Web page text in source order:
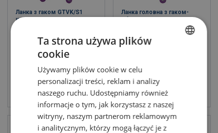
Ланка з гаком GTVK/S1
клас 10
Клас: 10 - 10
Подивитись товар
Ланка головна з гаком-
Вантажопідйомність: 1.4 - 10 тон
Клас: 10 - 10
Подивитись товар
ENGLISH TRANSLATION
Ta strona używa plików
cookie
Używamy plików cookie w celu
personalizacji treści, reklam i analizy
naszego ruchu. Udostępniamy również
informacje o tym, jak korzystasz z naszej
witryny, naszym partnerom reklamowym
i analitycznym, którzy mogą łączyć je z